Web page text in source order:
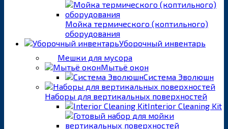
Мойка термического (коптильного)
оборудования
Уборочный инвентарь
Мешки для мусора
Мытьё окон
Система Эволюшн
Наборы для вертикальных поверхностей
Interior Cleaning Kit